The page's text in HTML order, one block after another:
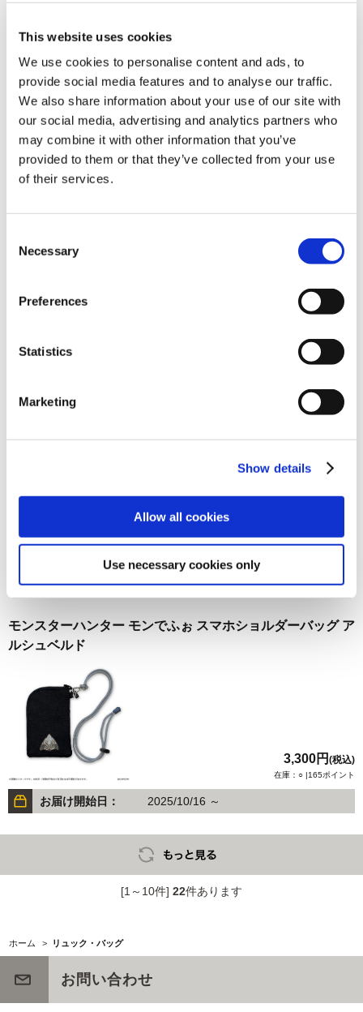
This website uses cookies
We use cookies to personalise content and ads, to
provide social media features and to analyse our traffic.
We also share information about your use of our site with
our social media, advertising and analytics partners who
may combine it with other information that you’ve
provided to them or that they’ve collected from your use
of their services.
Selection
Necessary
Preferences
Statistics
Marketing
Show details
Allow all cookies
Use necessary cookies only
3,300円(税込)
在庫：× |165ポイント
お届け開始日： 2024/10/17 ～
3,300円 (税込)
在庫：× |165ポイント
3,300円(税込)
お届け開始日： 2024/10/17 ～
モンスターハンター モンでふぉ スマホショルダーバッグ ア
ルシュベルド
3,300円 (税込)
在庫：○ |165ポイント
お届け開始日： 2025/10/16 ～
[1～10件] 22件あります
ホーム > リュック・バッグ
お問い合わせ